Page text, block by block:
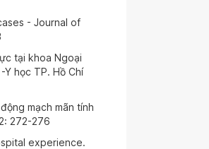
- Journal of
tại khoa Ngoại
học TP. Hồ Chí
mạch mãn tính
272-276
experience.